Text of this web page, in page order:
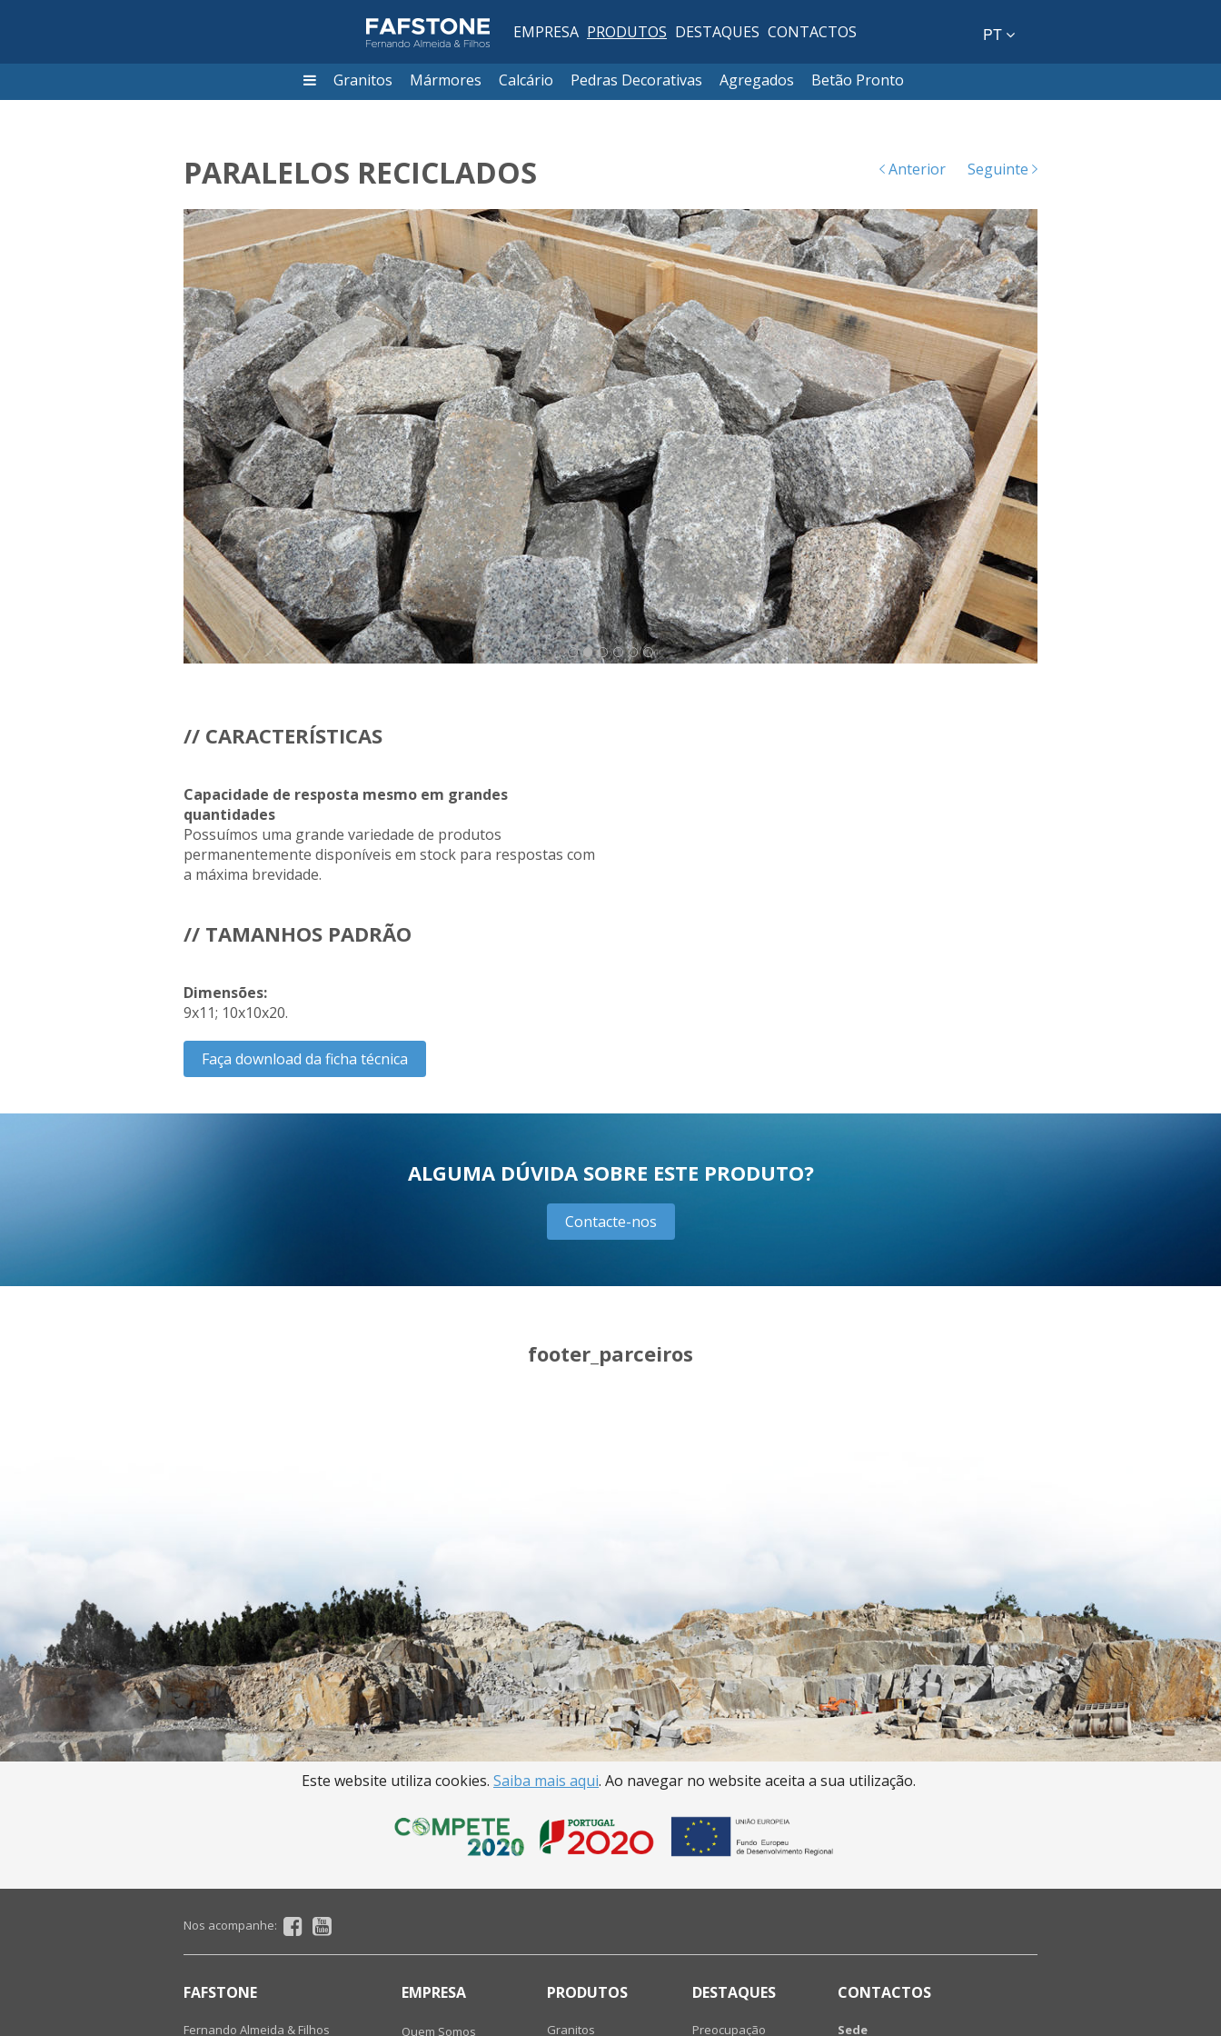
EMPRESA PRODUTOS DESTAQUES CONTACTOS PT
Granitos Mármores Calcário Pedras Decorativas Agregados Betão Pronto
PARALELOS RECICLADOS Anterior Seguinte
// CARACTERÍSTICAS
Capacidade de resposta mesmo em grandes
quantidades
Possuímos uma grande variedade de produtos
permanentemente disponíveis em stock para respostas com
a máxima brevidade.
// TAMANHOS PADRÃO
Dimensões:
9x11; 10x10x20.
Faça download da ficha técnica
ALGUMA DÚVIDA SOBRE ESTE PRODUTO?
Contacte-nos
footer_parceiros
Este website utiliza cookies. Saiba mais aqui. Ao navegar no website aceita a sua utilização.
Nos acompanhe:
FAFSTONE
Fernando Almeida & Filhos
EMPRESA
Quem Somos
PRODUTOS
Granitos
DESTAQUES
Preocupação
CONTACTOS
Sede